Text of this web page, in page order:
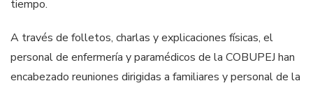
tiempo.
A través de folletos, charlas y explicaciones físicas, el
personal de enfermería y paramédicos de la COBUPEJ han
encabezado reuniones dirigidas a familiares y personal de la